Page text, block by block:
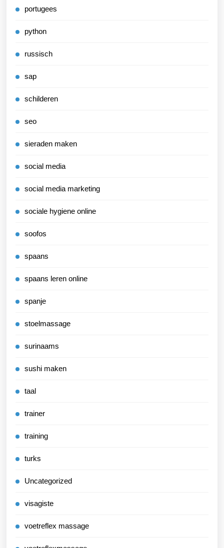
portugees
python
russisch
sap
schilderen
seo
sieraden maken
social media
social media marketing
sociale hygiene online
soofos
spaans
spaans leren online
spanje
stoelmassage
surinaams
sushi maken
taal
trainer
training
turks
Uncategorized
visagiste
voetreflex massage